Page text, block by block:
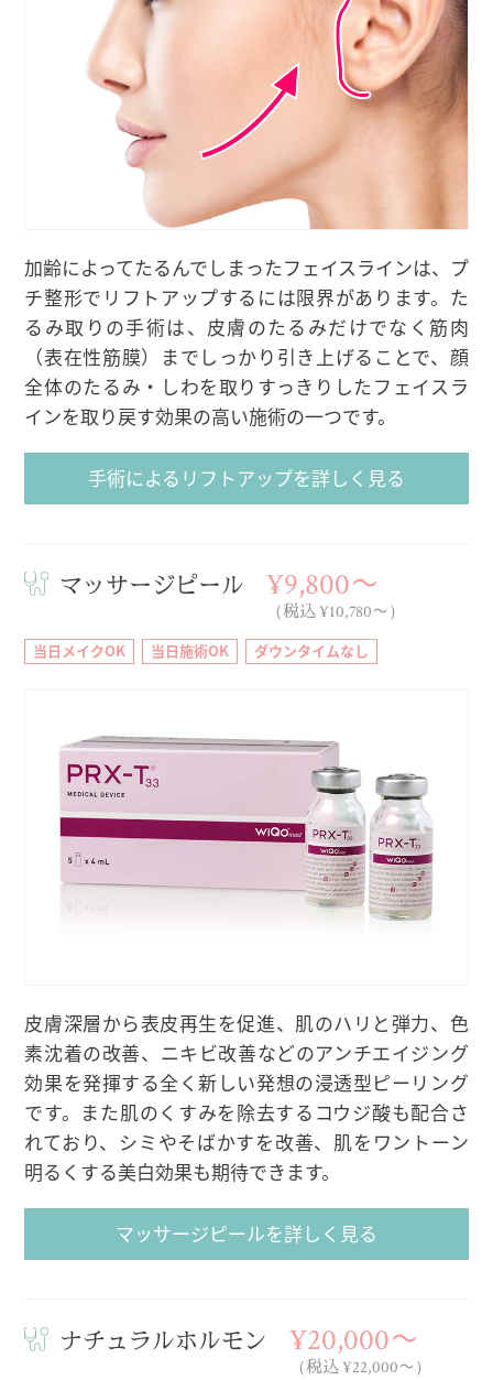
加齢によってたるんでしまったフェイスラインは、プ
チ整形でリフトアップするには限界があります。た
るみ取りの手術は、皮膚のたるみだけでなく筋肉
（表在性筋膜）までしっかり引き上げることで、顔
全体のたるみ・しわを取りすっきりしたフェイスラ
インを取り戻す効果の高い施術の一つです。
手術によるリフトアップを詳しく見る
マッサージピール ¥9,800〜
（税込 ¥10,780〜）
当日メイクOK 当日施術OK ダウンタイムなし
皮膚深層から表皮再生を促進、肌のハリと弾力、色
素沈着の改善、ニキビ改善などのアンチエイジング
効果を発揮する全く新しい発想の浸透型ピーリング
です。また肌のくすみを除去するコウジ酸も配合さ
れており、シミやそばかすを改善、肌をワントーン
明るくする美白効果も期待できます。
マッサージピールを詳しく見る
ナチュラルホルモン ¥20,000〜
（税込 ¥22,000〜）